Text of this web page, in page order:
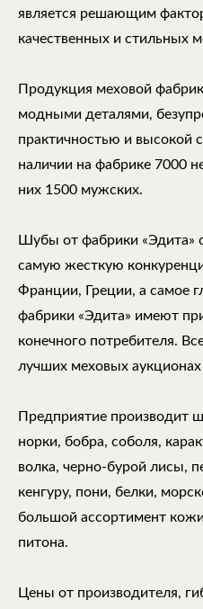
является решающим
качественных и стильных
Продукция меховой
модными деталями,
практичностью и высокой
наличии на фабрике 7000
них 1500 мужских.
Шубы от фабрики «Эдита»
самую жесткую
Франции, Греции, а самое
фабрики «Эдита» имеют
конечного потребителя.
лучших меховых
Предприятие производит
норки, бобра, соболя,
волка, черно-бурой лисы,
кенгуру, пони, белки,
большой ассортимент
питона.
Цены от производителя,